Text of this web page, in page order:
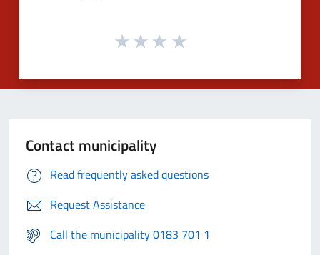
Contact municipality
Read frequently asked questions
Request Assistance
Call the municipality 0183 701 1